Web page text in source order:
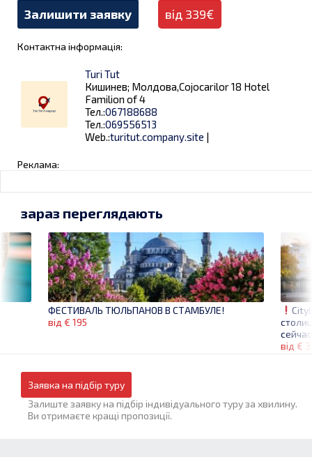
Залишити заявку від 339€
Контактна інформація:
Turi Tut
Кишинев; Молдова,Cojocarilor 18 Hotel
Familion of 4
Тел.:067188688
Тел.:069556513
Web.:turitut.company.site |
Реклама:
від €
зараз переглядають
ФЕСТИВАЛЬ ТЮЛЬПАНОВ В СТАМБУЛЕ!
від € 195
Заявка на підбір туру
Залиште заявку на підбір індивідуального туру за хвилину.
Ви отримаєте кращі пропозиції.